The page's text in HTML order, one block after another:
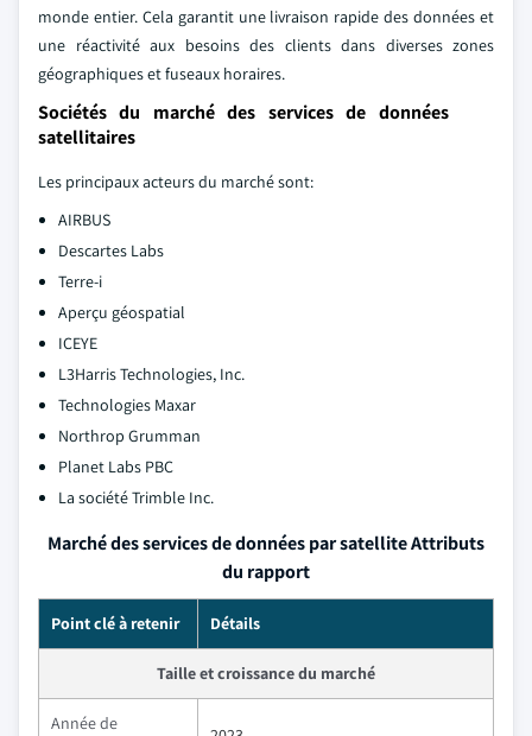
monde entier. Cela garantit une livraison rapide des données et
une réactivité aux besoins des clients dans diverses zones
géographiques et fuseaux horaires.
Sociétés du marché des services de données
satellitaires
Les principaux acteurs du marché sont:
AIRBUS
Descartes Labs
Terre-i
Aperçu géospatial
ICEYE
L3Harris Technologies, Inc.
Technologies Maxar
Northrop Grumman
Planet Labs PBC
La société Trimble Inc.
Marché des services de données par satellite Attributs
du rapport
Point clé à retenir Détails
Taille et croissance du marché
Année de